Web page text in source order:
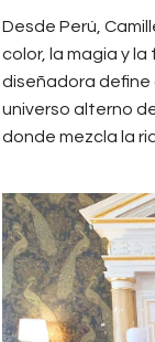
Desde Perú,
color, la magia y la
diseñadora define
universo alterno
donde mezcla la